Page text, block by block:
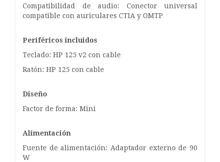
Compatibilidad de audio: Conector universal
compatible con auriculares CTIA y OMTP
Periféricos incluidos
Teclado: HP 125 v2 con cable
Ratón: HP 125 con cable
Diseño
Factor de forma: Mini
Alimentación
Fuente de alimentación: Adaptador externo de 90
W